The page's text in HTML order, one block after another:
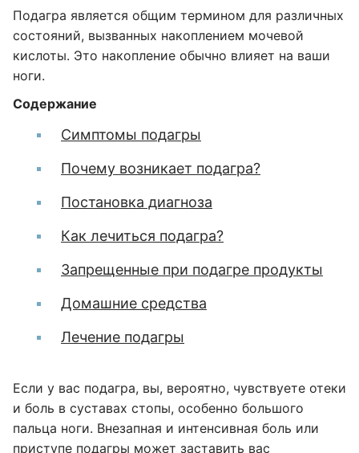
Подагра является общим термином для различных
состояний, вызванных накоплением мочевой
кислоты. Это накопление обычно влияет на ваши
ноги.
Содержание
Симптомы подагры
Почему возникает подагра?
Постановка диагноза
Как лечиться подагра?
Запрещенные при подагре продукты
Домашние средства
Лечение подагры
Если у вас подагра, вы, вероятно, чувствуете отеки
и боль в суставах стопы, особенно большого
пальца ноги. Внезапная и интенсивная боль или
приступе подагры может заставить вас